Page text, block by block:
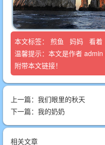
本文标签： 煎鱼 妈妈 看着
温馨提示：本文是作者 admin
附带本文链接！
上一篇： 我们眼里的秋天
下一篇： 我的奶奶
相关文章